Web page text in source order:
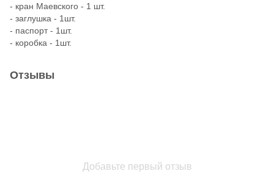
- кран Маевского - 1 шт.
- заглушка - 1шт.
- паспорт - 1шт.
- коробка - 1шт.
Отзывы
Добавьте первый отзыв